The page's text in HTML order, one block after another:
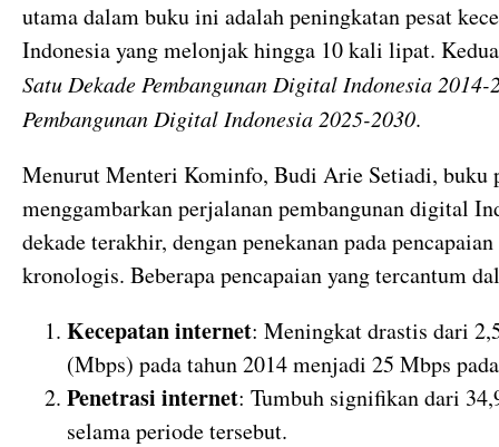
utama dalam buku ini adalah peningkatan pesat
Indonesia yang melonjak hingga 10 kali lipat.
Satu Dekade Pembangunan Digital Indonesia 2014-
Pembangunan Digital Indonesia 2025-2030.
Menurut Menteri Kominfo, Budi Arie Setiadi, buku
menggambarkan perjalanan pembangunan digital
dekade terakhir, dengan penekanan pada
kronologis. Beberapa pencapaian yang tercantum
Kecepatan internet: Meningkat drastis dari
(Mbps) pada tahun 2014 menjadi 25 Mbps
Penetrasi internet: Tumbuh signifikan dari
selama periode tersebut.